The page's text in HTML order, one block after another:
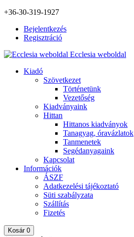
+36-30-319-1927
Bejelentkezés
Regisztráció
Ecclesia weboldal
Kiadó
Szövetkezet
Történetünk
Vezetőség
Kiadványaink
Hittan
Hittanos kiadványok
Tanagyag, óravázlatok
Tanmenetek
Segédanyagaink
Kapcsolat
Információk
ÁSZF
Adatkezelési tájékoztató
Süti szabályzata
Szállítás
Fizetés
Kosár 0